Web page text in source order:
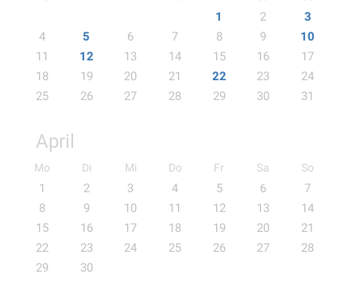
1 2
3
4
5 6 7 8 9
10
11
12 13 14 15 16
17
18
19 20 21 22 23
24
25
26 27 28 29 30 31
April
Mo Di Mi Do Fr Sa So
1 2 3 4 5 6
7
8
9 10 11 12 13
14
15
16 17 18 19 20
21
22
23 24 25 26 27
28
29
30